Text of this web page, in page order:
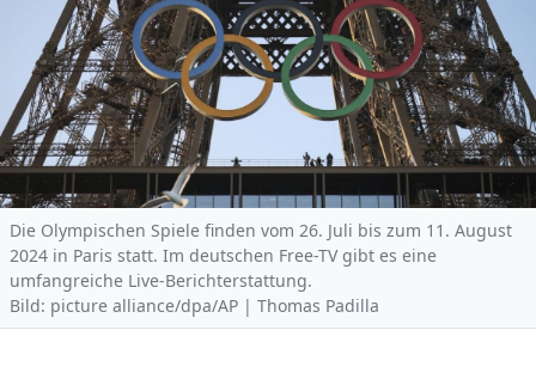
Die Olympischen Spiele finden vom 26. Juli bis zum 11. August
2024 in Paris statt. Im deutschen Free-TV gibt es eine
umfangreiche Live-Berichterstattung.
Bild: picture alliance/dpa/AP | Thomas Padilla